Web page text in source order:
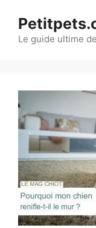
contenu
Le guide ultime